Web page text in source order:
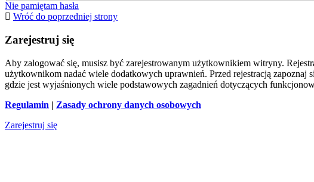
Nie pamiętam hasła
Wróć do poprzedniej strony
Zarejestruj się
Aby zalogować się, musisz być zarejestrowanym użytkownikiem witryny.
użytkownikom nadać wiele dodatkowych uprawnień. Przed rejestracją zapoznaj
gdzie jest wyjaśnionych wiele podstawowych zagadnień dotyczących
Regulamin | Zasady ochrony danych osobowych
Zarejestruj się